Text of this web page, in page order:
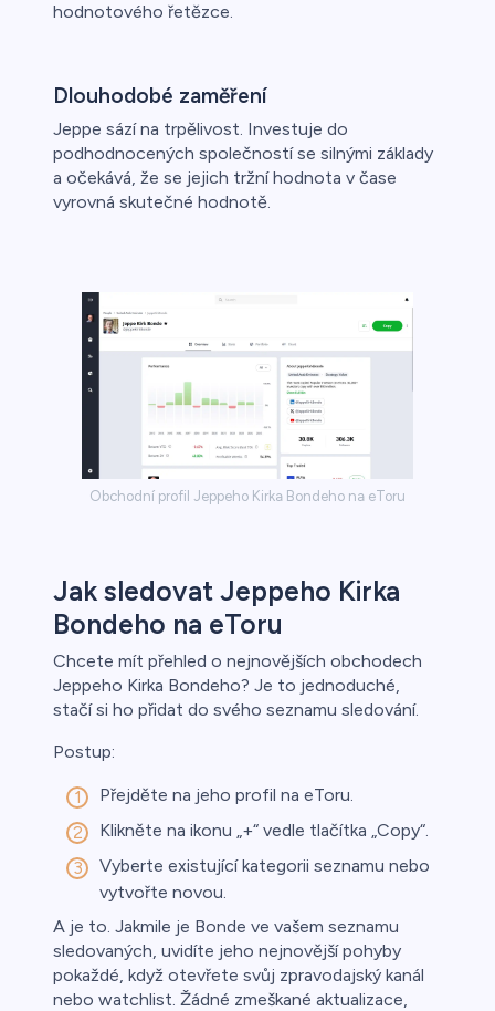
hodnotového řetězce.
Dlouhodobé zaměření
Jeppe sází na trpělivost. Investuje do
podhodnocených společností se silnými základy
a očekává, že se jejich tržní hodnota v čase
vyrovná skutečné hodnotě.
Obchodní profil Jeppeho Kirka Bondeho na eToru
Jak sledovat Jeppeho Kirka
Bondeho na eToru
Chcete mít přehled o nejnovějších obchodech
Jeppeho Kirka Bondeho? Je to jednoduché,
stačí si ho přidat do svého seznamu sledování.
Postup:
Přejděte na jeho profil na eToru.
Klikněte na ikonu „+“ vedle tlačítka „Copy“.
Vyberte existující kategorii seznamu nebo
vytvořte novou.
A je to. Jakmile je Bonde ve vašem seznamu
sledovaných, uvidíte jeho nejnovější pohyby
pokaždé, když otevřete svůj zpravodajský kanál
nebo watchlist. Žádné zmeškané aktualizace,